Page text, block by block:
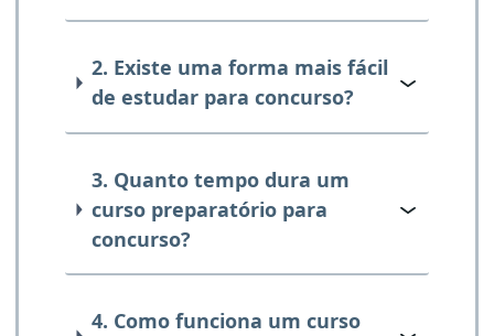
2. Existe uma forma mais fácil
de estudar para concurso?
3. Quanto tempo dura um
curso preparatório para
concurso?
4. Como funciona um curso